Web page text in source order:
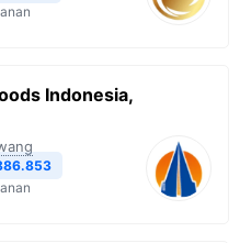
Indonesia,